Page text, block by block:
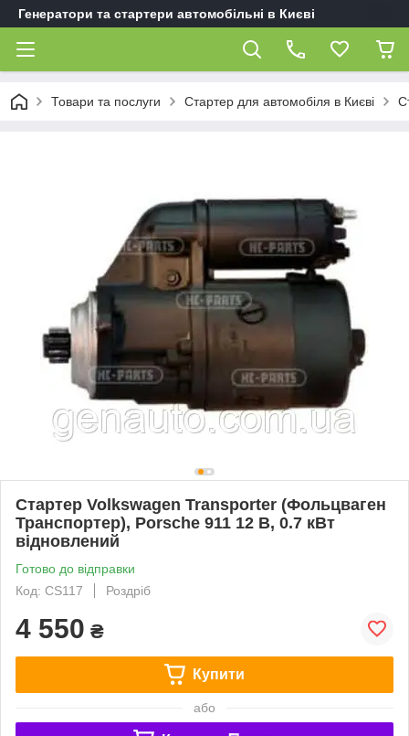
Генератори та стартери автомобільні в Києві
Товари та послуги Стартер для автомобіля в Києві
Стартер Volkswagen Transporter (Фольцваген
Транспортер), Porsche 911 12 В, 0.7 кВт
відновлений
Готово до відправки
Код: CS117
Роздріб
4 550 ₴
Купити
або